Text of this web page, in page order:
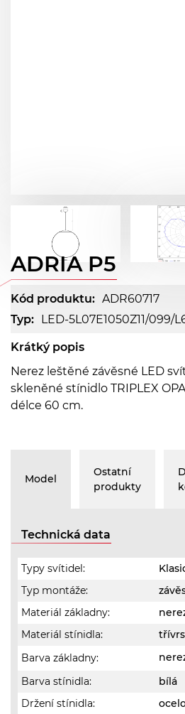
ADRIA P5
Kód produktu: ADR60717
Typ: LED-5L07E1050Z11/099/
Krátký popis
Nerez leštěné závěsné LED
skleněné stínidlo TRIPLEX
délce 60 cm.
Model
Ostatní
produkty
Technická data
Typy svítidel:
Typ montáže:
Materiál základny:
Materiál stínidla:
Barva základny:
Barva stínidla:
bílá
Držení stínidla: